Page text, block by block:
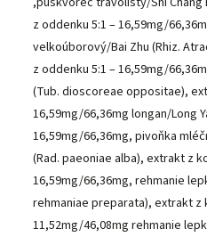
z oddenku 5:1 – 16,59mg/
velkoúborový/Bai Zhu (Rhiz.
z oddenku 5:1 – 16,59mg/
(Tub. dioscoreae oppositae),
16,59mg/66,36mg longan/Long
16,59mg/66,36mg, pivoňka
(Rad. paeoniae alba), extrakt z
16,59mg/66,36mg, rehmanie
rehmaniae preparata), extrakt z
11,52mg/46,08mg rehmanie